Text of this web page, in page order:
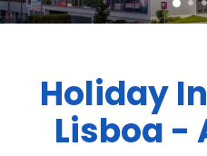
Holiday
Lisboa -